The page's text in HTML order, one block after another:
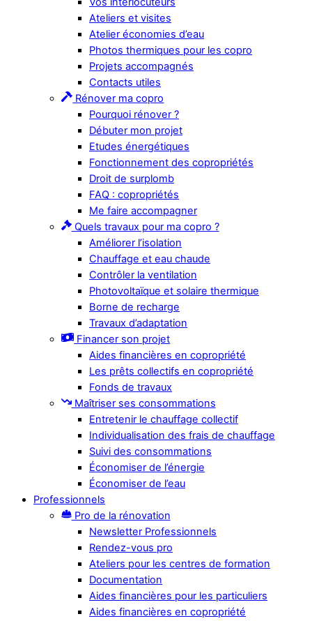
Ateliers et visites
Atelier économies d’eau
Photos thermiques pour les copro
Projets accompagnés
Contacts utiles
Rénover ma copro
Pourquoi rénover ?
Débuter mon projet
Etudes énergétiques
Fonctionnement des copropriétés
Droit de surplomb
FAQ : copropriétés
Me faire accompagner
Quels travaux pour ma copro ?
Améliorer l’isolation
Chauffage et eau chaude
Contrôler la ventilation
Photovoltaïque et solaire thermique
Borne de recharge
Travaux d’adaptation
Financer son projet
Aides financières en copropriété
Les prêts collectifs en copropriété
Fonds de travaux
Maîtriser ses consommations
Entretenir le chauffage collectif
Individualisation des frais de chauffage
Suivi des consommations
Économiser de l’énergie
Économiser de l’eau
Professionnels
Pro de la rénovation
Newsletter Professionnels
Rendez-vous pro
Ateliers pour les centres de formation
Documentation
Aides financières pour les particuliers
Aides financières en copropriété